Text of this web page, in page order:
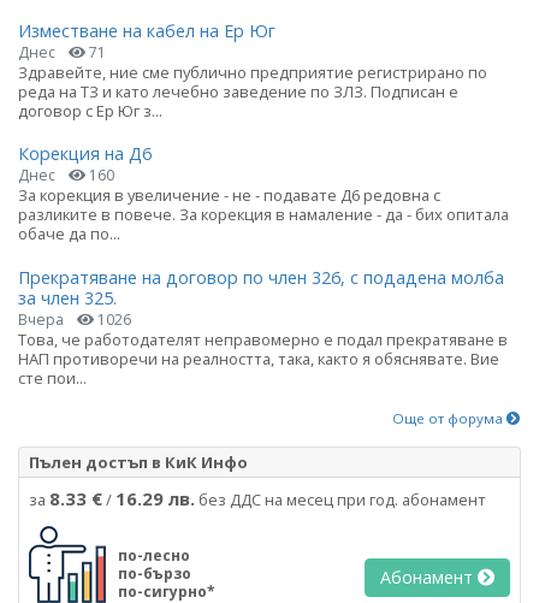
Изместване на кабел на Ер Юг
Днес 71
Здравейте, ние сме публично предприятие регистрирано по
реда на ТЗ и като лечебно заведение по ЗЛЗ. Подписан е
договор с Ер Юг з...
Корекция на Д6
Днес 160
За корекция в увеличение - не - подавате Д6 редовна с
разликите в повече. За корекция в намаление - да - бих опитала
обаче да по...
Прекратяване на договор по член 326, с подадена молба
за член 325.
Вчера 1026
Това, че работодателят неправомерно е подал прекратяване в
НАП противоречи на реалността, така, както я обяснявате. Вие
сте пои...
Още от форума
Пълен достъп в КиК Инфо
за 8.33 €/ 16.29 лв. без ДДС на месец при год. абонамент
по-лесно
по-бързо
по-сигурно*
Абонамент